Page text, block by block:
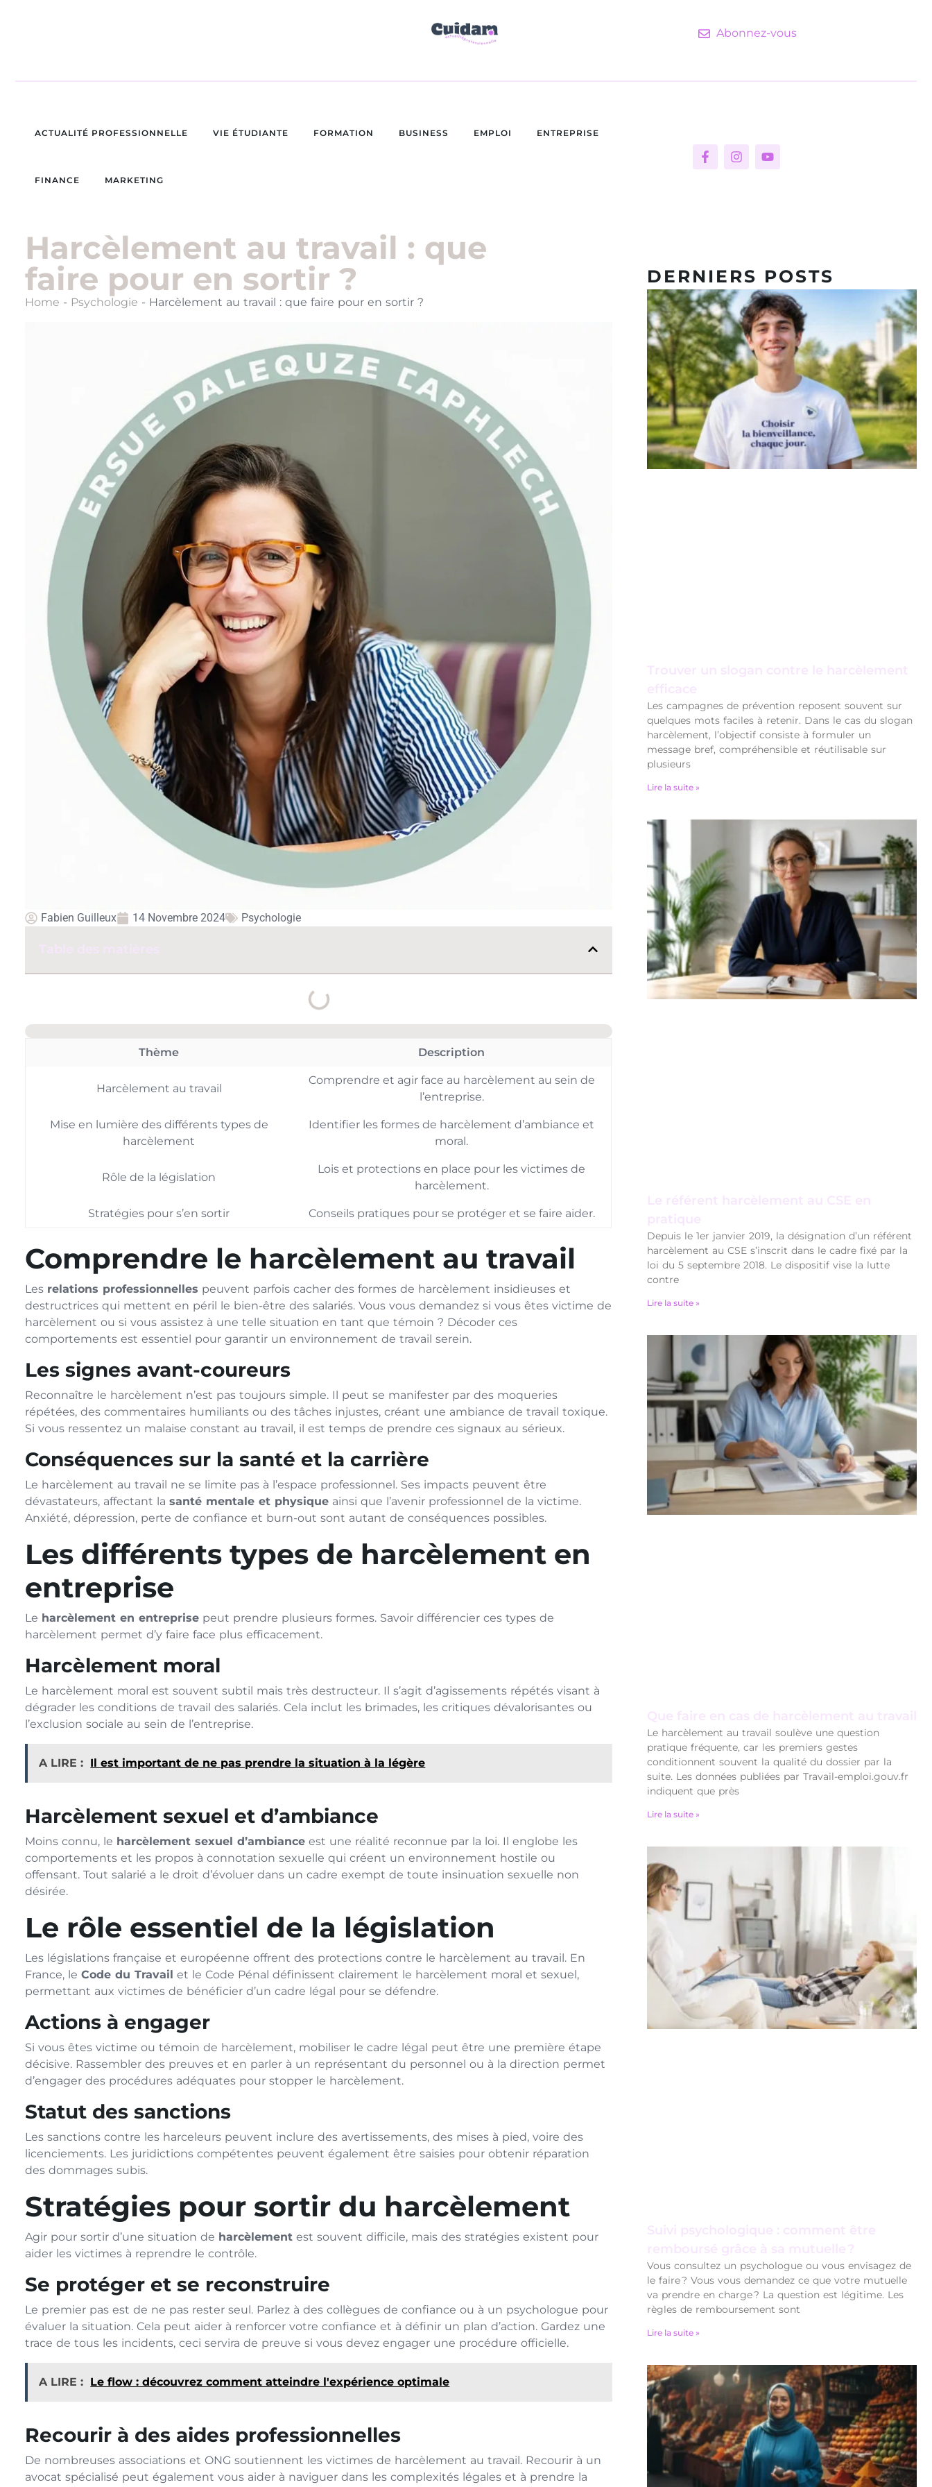
Abonnez-vous
ACTUALITÉ PROFESSIONNELLE VIE ÉTUDIANTE FORMATION BUSINESS EMPLOI ENTREPRISE
FINANCE MARKETING
DERNIERS POSTS
Trouver un slogan contre le harcèlement
efficace
Les campagnes de prévention reposent souvent sur
quelques mots faciles à retenir. Dans le cas du slogan
harcèlement, l’objectif consiste à formuler un
message bref, compréhensible et réutilisable sur
plusieurs
Lire la suite »
Le référent harcèlement au CSE en
pratique
Depuis le 1er janvier 2019, la désignation d’un référent
harcèlement au CSE s’inscrit dans le cadre fixé par la
loi du 5 septembre 2018. Le dispositif vise la lutte
contre
Lire la suite »
Que faire en cas de harcèlement au travail
Le harcèlement au travail soulève une question
pratique fréquente, car les premiers gestes
conditionnent souvent la qualité du dossier par la
suite. Les données publiées par Travail-emploi.gouv.fr
indiquent que près
Lire la suite »
Suivi psychologique : comment être
remboursé grâce à sa mutuelle ?
Vous consultez un psychologue ou vous envisagez de
le faire ? Vous vous demandez ce que votre mutuelle
va prendre en charge ? La question est légitime. Les
règles de remboursement sont
Lire la suite »
Harcèlement au travail : que
faire pour en sortir ?
Home - Psychologie - Harcèlement au travail : que faire pour en sortir ?
Fabien Guilleux 14 Novembre 2024 Psychologie
Thème Description
Harcèlement au travail
Comprendre et agir face au harcèlement au sein de
l’entreprise.
Mise en lumière des différents types de
harcèlement
Identifier les formes de harcèlement d’ambiance et
moral.
Rôle de la législation
Lois et protections en place pour les victimes de
harcèlement.
Stratégies pour s’en sortir Conseils pratiques pour se protéger et se faire aider.
Comprendre le harcèlement au travail
Les relations professionnelles peuvent parfois cacher des formes de harcèlement insidieuses et
destructrices qui mettent en péril le bien-être des salariés. Vous vous demandez si vous êtes victime de
harcèlement ou si vous assistez à une telle situation en tant que témoin ? Décoder ces
comportements est essentiel pour garantir un environnement de travail serein.
Les signes avant-coureurs
Reconnaître le harcèlement n’est pas toujours simple. Il peut se manifester par des moqueries
répétées, des commentaires humiliants ou des tâches injustes, créant une ambiance de travail toxique.
Si vous ressentez un malaise constant au travail, il est temps de prendre ces signaux au sérieux.
Conséquences sur la santé et la carrière
Le harcèlement au travail ne se limite pas à l’espace professionnel. Ses impacts peuvent être
dévastateurs, affectant lasanté mentale et physique ainsi que l’avenir professionnel de la victime.
Anxiété, dépression, perte de confiance et burn-out sont autant de conséquences possibles.
Les différents types de harcèlement en
entreprise
Le harcèlement en entreprise peut prendre plusieurs formes. Savoir différencier ces types de
harcèlement permet d’y faire face plus efficacement.
Harcèlement moral
Le harcèlement moral est souvent subtil mais très destructeur. Il s’agit d’agissements répétés visant à
dégrader les conditions de travail des salariés. Cela inclut les brimades, les critiques dévalorisantes ou
l’exclusion sociale au sein de l’entreprise.
A LIRE : Il est important de ne pas prendre la situation à la légère
Harcèlement sexuel et d’ambiance
Moins connu, le harcèlement sexuel d’ambiance est une réalité reconnue par la loi. Il englobe les
comportements et les propos à connotation sexuelle qui créent un environnement hostile ou
offensant. Tout salarié a le droit d’évoluer dans un cadre exempt de toute insinuation sexuelle non
désirée.
Le rôle essentiel de la législation
Les législations française et européenne offrent des protections contre le harcèlement au travail. En
France, leCode du Travail et le Code Pénal définissent clairement le harcèlement moral et sexuel,
permettant aux victimes de bénéficier d’un cadre légal pour se défendre.
Actions à engager
Si vous êtes victime ou témoin de harcèlement, mobiliser le cadre légal peut être une première étape
décisive. Rassembler des preuves et en parler à un représentant du personnel ou à la direction permet
d’engager des procédures adéquates pour stopper le harcèlement.
Statut des sanctions
Les sanctions contre les harceleurs peuvent inclure des avertissements, des mises à pied, voire des
licenciements. Les juridictions compétentes peuvent également être saisies pour obtenir réparation
des dommages subis.
Stratégies pour sortir du harcèlement
Agir pour sortir d’une situation de harcèlement est souvent difficile, mais des stratégies existent pour
aider les victimes à reprendre le contrôle.
Se protéger et se reconstruire
Le premier pas est de ne pas rester seul. Parlez à des collègues de confiance ou à un psychologue pour
évaluer la situation. Cela peut aider à renforcer votre confiance et à définir un plan d’action. Gardez une
trace de tous les incidents, ceci servira de preuve si vous devez engager une procédure officielle.
A LIRE : Le flow : découvrez comment atteindre l'expérience optimale
Recourir à des aides professionnelles
De nombreuses associations et ONG soutiennent les victimes de harcèlement au travail. Recourir à un
avocat spécialisé peut également vous aider à naviguer dans les complexités légales et à prendre la